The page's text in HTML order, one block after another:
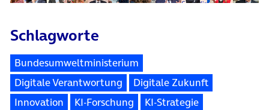
Schlagworte
Bundesumweltministerium
Digitale Verantwortung
Digitale Zukunft
Innovation
KI-Forschung
KI-Strategie